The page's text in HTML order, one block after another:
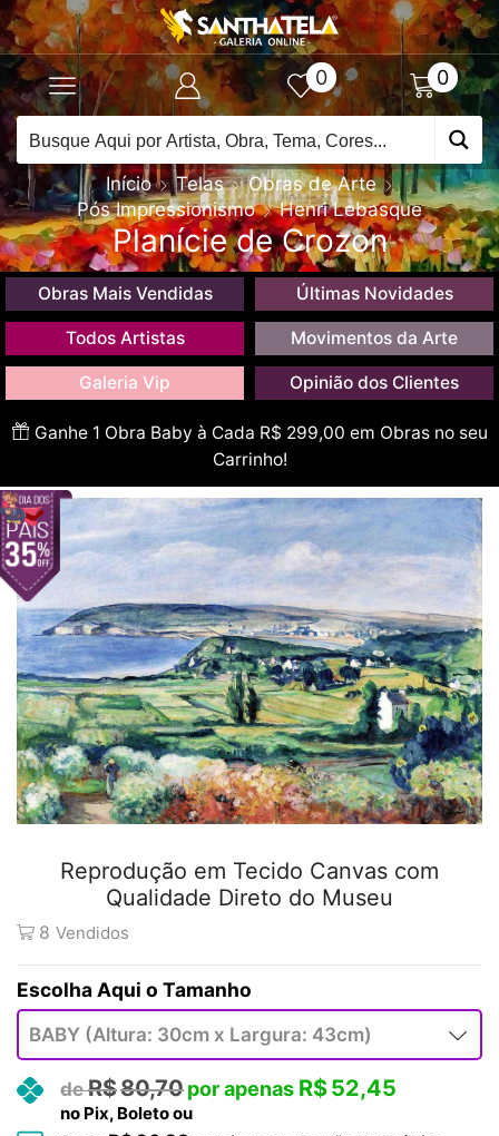
0 0
Início Telas
Obras de Arte
Pós Impressionismo
Henri Lebasque
Planície de Crozon
Obras Mais Vendidas Últimas Novidades
Todos Artistas Movimentos da Arte
Galeria Vip Opinião dos Clientes
Ganhe 1 Obra Baby à Cada R$ 299,00 em Obras no seu
Carrinho!
Reprodução em Tecido Canvas com
Qualidade Direto do Museu
8 Vendidos
Tamanho
R$80,70 R$52,45
no Pix, Boleto ou